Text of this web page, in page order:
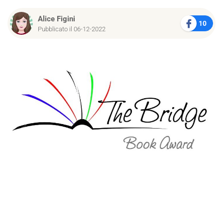
Alice Figini
Pubblicato il 06-12-2022
10